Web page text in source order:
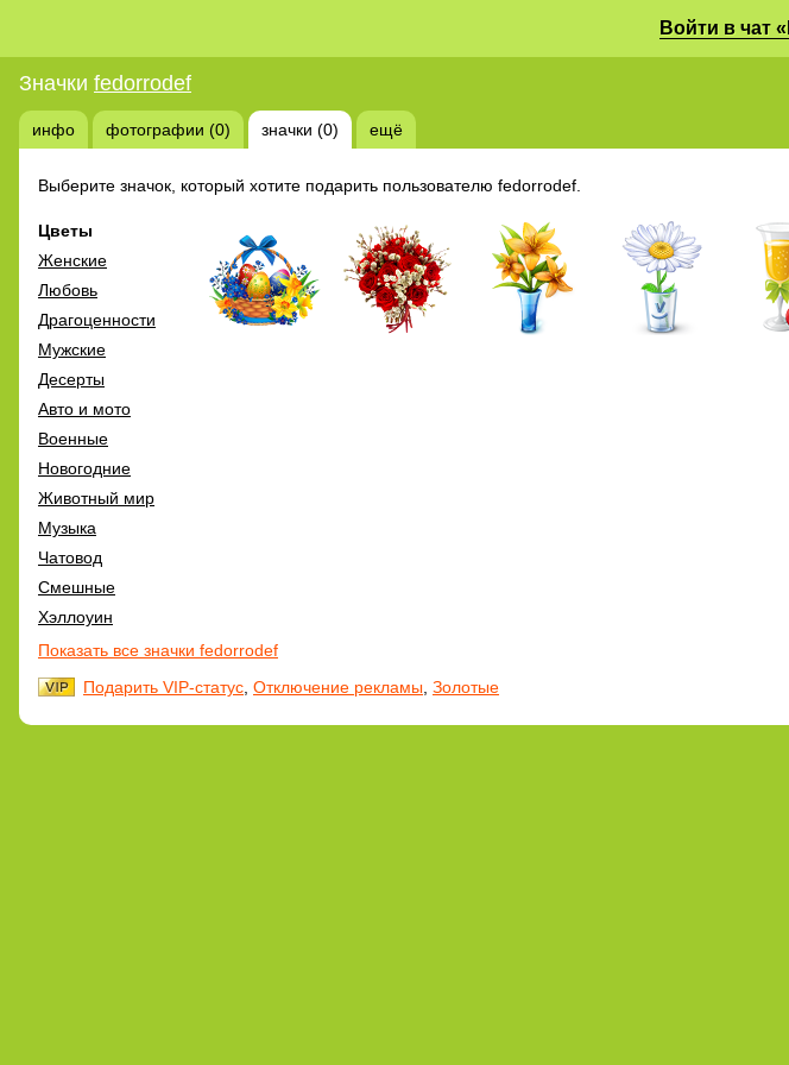
Войти в чат
Значки fedorrodef
инфо фотографии (0) значки (0) ещё
Выберите значок, который хотите подарить пользователю fedorrodef.
Цветы
Женские
Любовь
Драгоценности
Мужские
Десерты
Авто и мото
Военные
Новогодние
Животный мир
Музыка
Чатовод
Смешные
Хэллоуин
Показать все значки fedorrodef
Подарить VIP-статус Отключение рекламы Золотые